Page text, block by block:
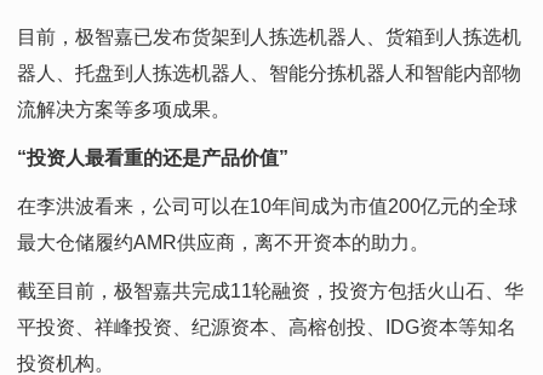
目前，极智嘉已发布货架到人拣选机器人、货箱到人拣选机
器人、托盘到人拣选机器人、智能分拣机器人和智能内部物
流解决方案等多项成果。
“投资人最看重的还是产品价值”
在李洪波看来，公司可以在10年间成为市值200亿元的全球
最大仓储履约AMR供应商，离不开资本的助力。
截至目前，极智嘉共完成11轮融资，投资方包括火山石、华
平投资、祥峰投资、纪源资本、高榕创投、IDG资本等知名
投资机构。